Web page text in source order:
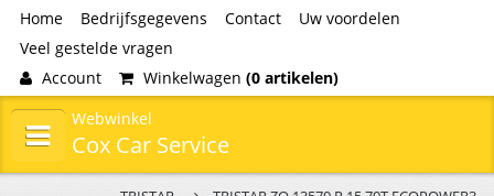
Home Bedrijfsgegevens Contact
Uw voordelen
Veel gestelde vragen
Account
Winkelwagen (0 artikelen)
Webwinkel
Cox Car Service